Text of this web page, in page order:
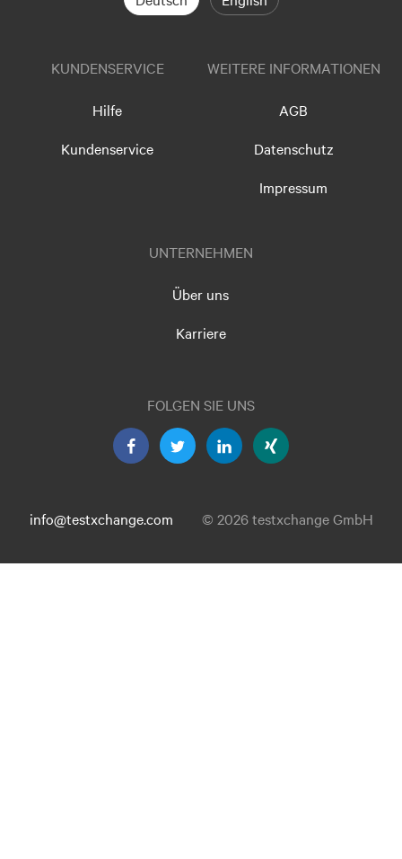
KUNDENSERVICE
Hilfe
Kundenservice
WEITERE INFORMATIONEN
AGB
Datenschutz
Impressum
UNTERNEHMEN
Über uns
Karriere
FOLGEN SIE UNS
info@testxchange.com © 2026 testxchange GmbH